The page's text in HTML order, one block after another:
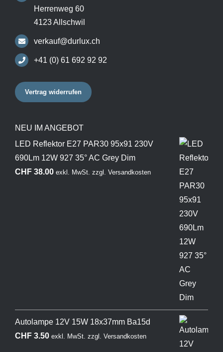
Herrenweg 60
4123 Allschwil
verkauf@durlux.ch
+41 (0) 61 692 92 92
Vertrag widerrufen
NEU IM ANGEBOT
LED Reflektor E27 PAR30 95x91 230V
690Lm 12W 927 35° AC Grey Dim
CHF38.00 exkl. MwSt. zzgl. Versandkosten
Autolampe 12V 15W 18x37mm Ba15d
CHF3.50 exkl. MwSt. zzgl. Versandkosten